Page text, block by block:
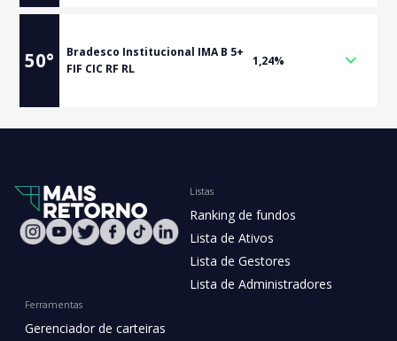
50°
Bradesco Institucional IMA B 5+
FIF CIC RF RL
1,24%
Listas
Ranking de fundos
Lista de Ativos
Lista de Gestores
Lista de Administradores
Ferramentas
Gerenciador de carteiras